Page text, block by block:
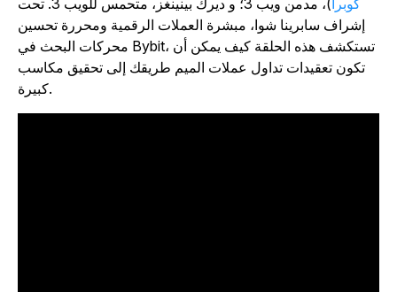
كوبرا
)، مدمن ويب 3؛ و ديرك بينينغز، متحمس للويب 3. تحت
إشراف سابرينا شوا، مبشرة العملات الرقمية ومحررة تحسين
محركات البحث في Bybit، تستكشف هذه الحلقة كيف يمكن أن
تكون تعقيدات تداول عملات الميم طريقك إلى تحقيق مكاسب